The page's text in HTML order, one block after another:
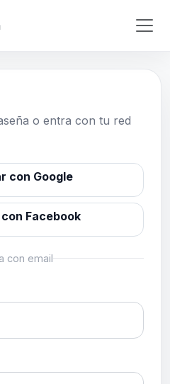
o entra con tu red
con Google
Facebook
con email